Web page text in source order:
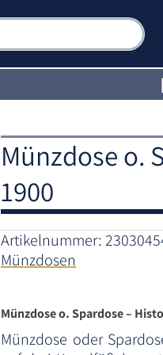
Münzdose o.
1900
Artikelnummer:
Münzdosen
Münzdose o. Spardose –
Münzdose oder